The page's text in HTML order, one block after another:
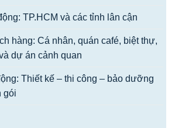
TP.HCM và các tỉnh lân cận
hàng: Cá nhân, quán café, biệt thự,
dự án cảnh quan
Thiết kế – thi công – bảo dưỡng
gói